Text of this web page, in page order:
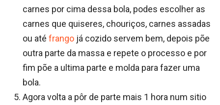
carnes por cima dessa bola, podes escolher as
carnes que quiseres, chouriços, carnes assadas
ou até frango já cozido servem bem, depois põe
outra parte da massa e repete o processo e por
fim põe a ultima parte e molda para fazer uma
bola.
Agora volta a pôr de parte mais 1 hora num sitio